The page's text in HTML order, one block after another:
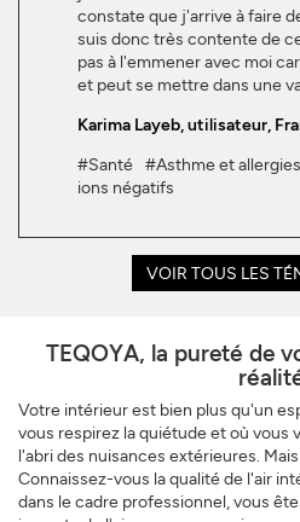
constate que j'arrive à faire
suis donc très contente de
pas à l'emmener avec moi
et peut se mettre dans une
Karima Layeb, utilisateur,
#Santé
#Asthme et allergies
ions négatifs
VOIR TOUS LES
TEQOYA, la pureté de
Votre intérieur est bien plus qu'un
vous respirez la quiétude et où vous
l'abri des nuisances extérieures.
Connaissez-vous la qualité de l'air
dans le cadre professionnel, vous